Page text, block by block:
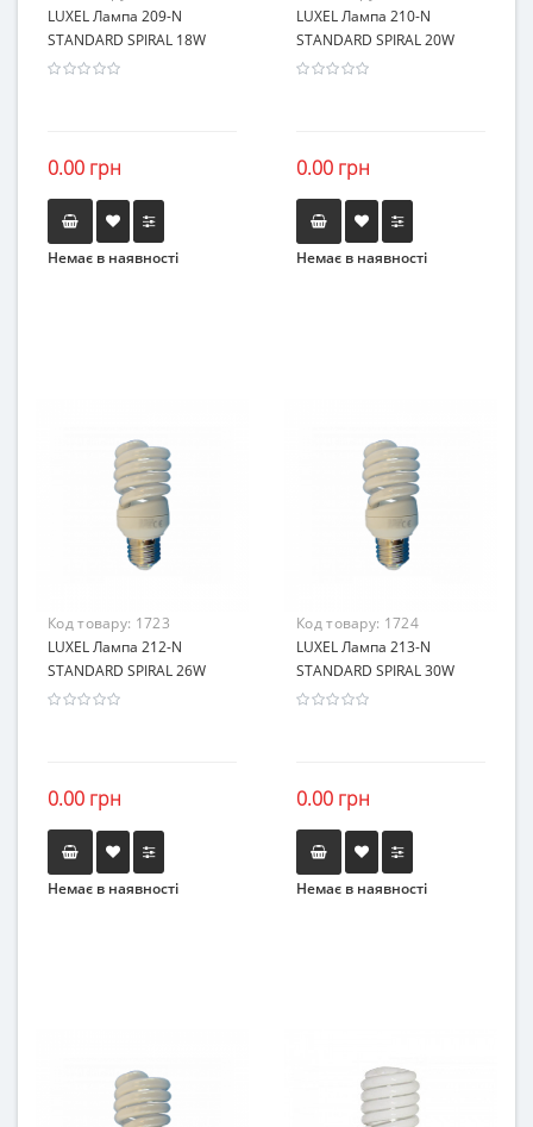
LUXEL Лампа 209-N
STANDARD SPIRAL 18W
0.00 грн
Немає в наявності
LUXEL Лампа 210-N
STANDARD SPIRAL 20W
0.00 грн
Немає в наявності
Код товару: 1723
LUXEL Лампа 212-N
STANDARD SPIRAL 26W
0.00 грн
Немає в наявності
Код товару: 1724
LUXEL Лампа 213-N
STANDARD SPIRAL 30W
0.00 грн
Немає в наявності